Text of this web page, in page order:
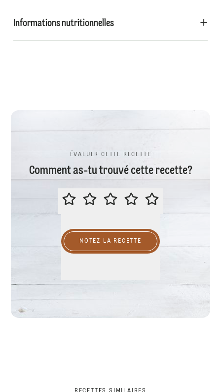
Informations nutritionnelles
ÉVALUER CETTE RECETTE
Comment as-tu trouvé cette recette?
ÉVALUER CETTE RECETTE
NOTEZ LA RECETTE